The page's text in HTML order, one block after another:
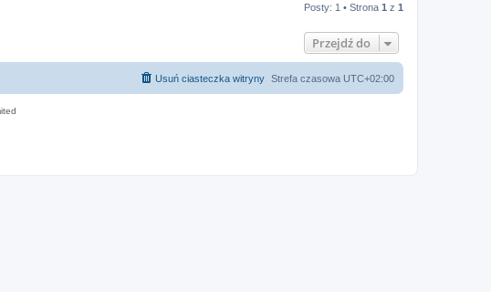
g
Posty: 1 • Strona 1 z 1
Przejdź do
Strefa czasowa UTC+02:00
Usuń ciasteczka witryny